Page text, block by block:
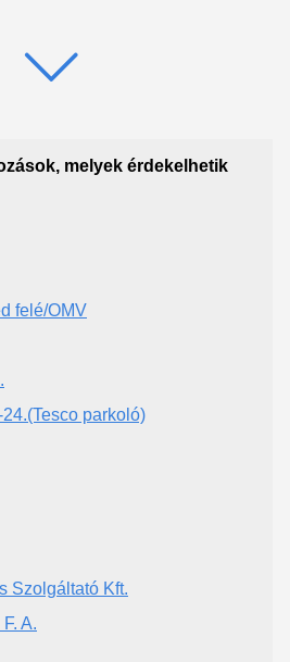
melyek érdekelhetik
felé/OMV
parkoló)
Szolgáltató Kft.
A.